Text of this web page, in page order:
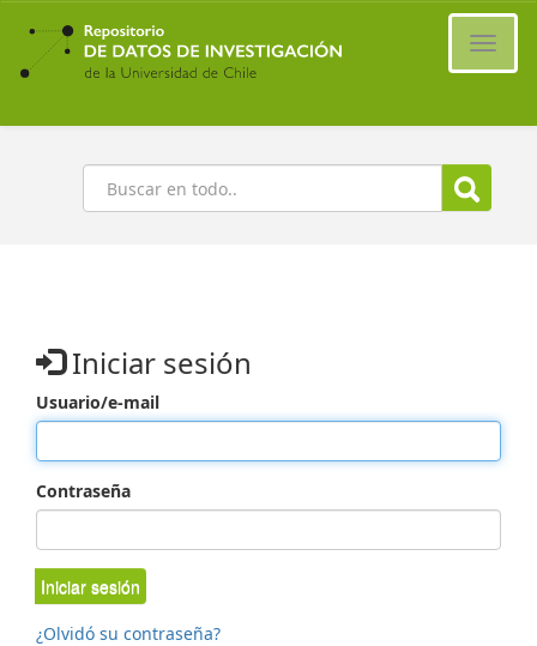
Ir
contenido
principal
Buscar
Iniciar sesión
Usuario/e-mail
Contraseña
Iniciar sesión
¿Olvidó su contraseña?